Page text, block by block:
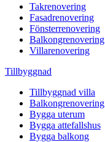
Takrenovering
Fasadrenovering
Fönsterrenovering
Balkongrenovering
Villarenovering
Tillbyggnad
Tillbyggnad villa
Balkongrenovering
Bygga uterum
Bygga attefallshus
Bygga balkong